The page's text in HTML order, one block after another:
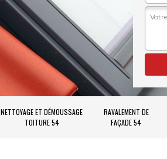
NETTOYAGE ET DÉMOUSSAGE
TOITURE 54
RAVALEMENT DE
FAÇADE 54